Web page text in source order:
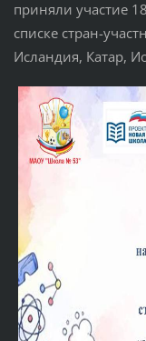
приняли участие
списке стран-
Исландия, Катар,